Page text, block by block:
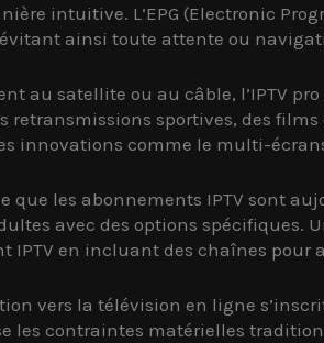
intuitive. L’EPG (Electronic
ainsi toute attente ou
au satellite ou au câble, l’IPTV
retransmissions sportives, des
innovations comme le multi-
que les abonnements IPTV sont
avec des options spécifiques.
IPTV en incluant des chaînes pour
vers la télévision en ligne
les contraintes matérielles